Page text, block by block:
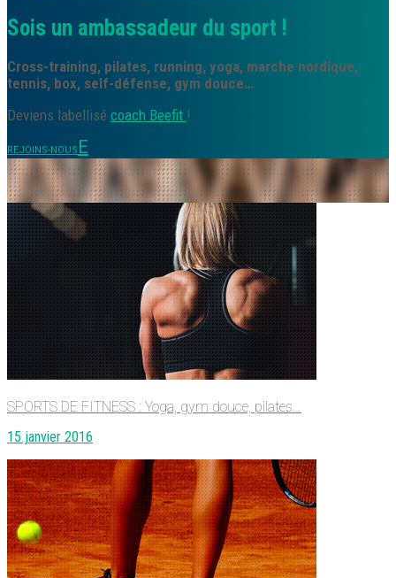
Sois un ambassadeur du sport !
Cross-training, pilates, running, yoga, marche nordique,
tennis, box, self-défense, gym douce…
Deviens labellisé coach Beefit !
REJOINS-NOUS
SPORTS DE FITNESS : Yoga, gym douce, pilates…
15 janvier 2016